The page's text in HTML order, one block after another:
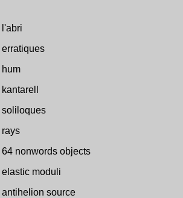
l'abri
erratiques
hum
kantarell
soliloques
rays
64 nonwords objects
elastic moduli
antihelion source